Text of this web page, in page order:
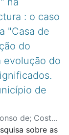
: o caso
"Casa de
do
evolução do
de
de; Costa,
sobre as